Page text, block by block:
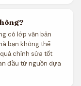
có lớp văn bản
bạn không thể
chỉnh sửa tốt
đầu từ nguồn dựa